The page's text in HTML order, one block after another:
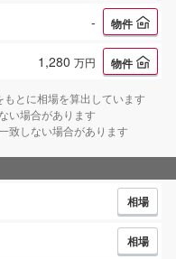
- 物件
1,280 万円 物件
とに相場を算出しています
い場合があります
致しない場合があります
相場
相場